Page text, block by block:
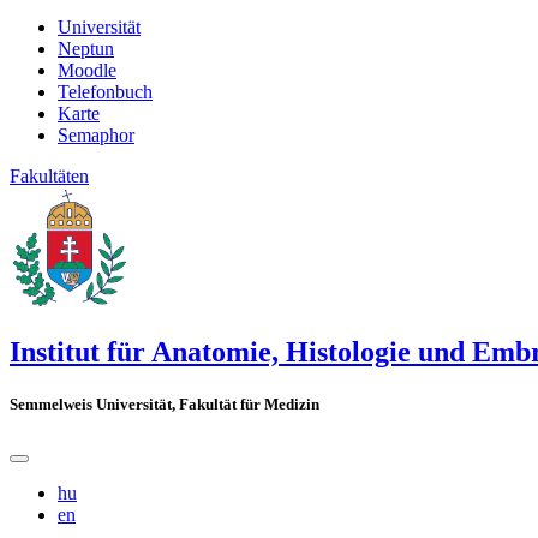
Universität
Neptun
Moodle
Telefonbuch
Karte
Semaphor
Fakultäten
Institut für Anatomie, Histologie und
Semmelweis Universität, Fakultät für Medizin
hu
en